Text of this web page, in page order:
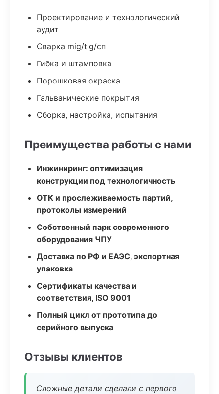
Проектирование и технологический
аудит
Сварка mig/tig/сп
Гибка и штамповка
Порошковая окраска
Гальванические покрытия
Сборка, настройка, испытания
Преимущества работы с нами
Инжиниринг: оптимизация
конструкции под технологичность
ОТК и прослеживаемость партий,
протоколы измерений
Собственный парк современного
оборудования ЧПУ
Доставка по РФ и ЕАЭС, экспортная
упаковка
Сертификаты качества и
соответствия, ISO 9001
Полный цикл от прототипа до
серийного выпуска
Отзывы клиентов
Сложные детали сделали с первого